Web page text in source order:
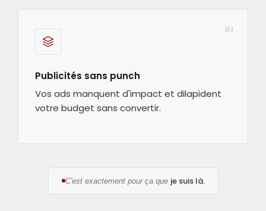
03
Publicités sans punch
Vos ads manquent d'impact et dilapident
votre budget sans convertir.
C'est exactement pour ça que je suis là.